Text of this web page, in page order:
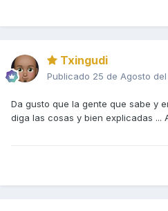
Txingudi
Publicado 25 de Agosto del
Da gusto que la gente que sabe y
diga las cosas y bien explicadas ...